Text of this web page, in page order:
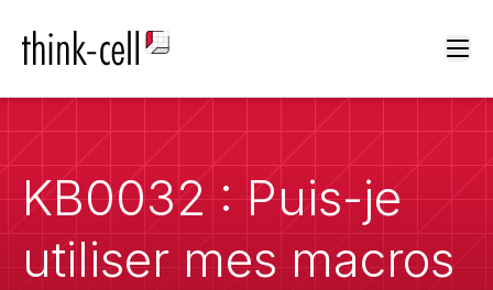
KB0032 : Puis-je
utiliser mes macros